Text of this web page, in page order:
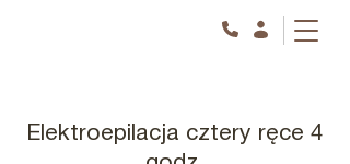
Elektroepilacja cztery ręce 4